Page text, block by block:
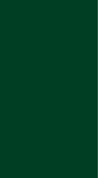
策过程。
否影响您的政